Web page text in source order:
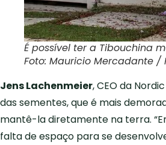
É possível ter a Tibouchina
Foto: Mauricio Mercadante /
Jens Lachenmeier, CEO da
das sementes, que é mais
mantê-la diretamente na terra.
falta de espaço para se